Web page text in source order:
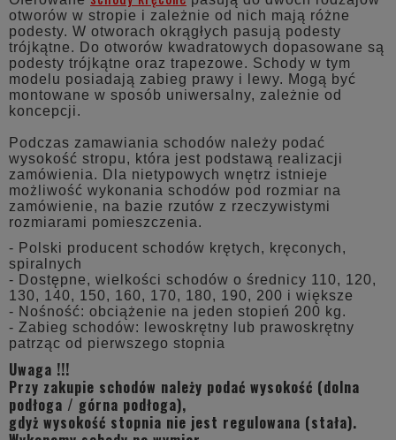
otworów w stropie i zależnie od nich mają różne
podesty. W otworach okrągłych pasują podesty
trójkątne. Do otworów kwadratowych dopasowane są
podesty trójkątne oraz trapezowe. Schody w tym
modelu posiadają zabieg prawy i lewy. Mogą być
montowane w sposób uniwersalny, zależnie od
koncepcji.
Podczas zamawiania schodów należy podać
wysokość stropu, która jest podstawą realizacji
zamówienia. Dla nietypowych wnętrz istnieje
możliwość wykonania schodów pod rozmiar na
zamówienie, na bazie rzutów z rzeczywistymi
rozmiarami pomieszczenia.
- Polski producent schodów krętych, kręconych,
spiralnych
- Dostępne, wielkości schodów o średnicy 110, 120,
130, 140, 150, 160, 170, 180, 190, 200 i większe
- Nośność: obciążenie na jeden stopień 200 kg.
- Zabieg schodów: lewoskrętny lub prawoskrętny
patrząc od pierwszego stopnia
Uwaga !!!
Przy zakupie schodów należy podać wysokość (dolna
podłoga / górna podłoga),
gdyż wysokość stopnia nie jest regulowana (stała).